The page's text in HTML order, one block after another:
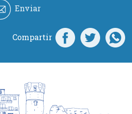
Enviar
Compartir